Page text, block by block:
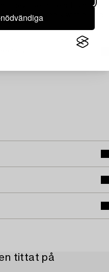
they rise in tiers from the
the works with a kind
tittat på